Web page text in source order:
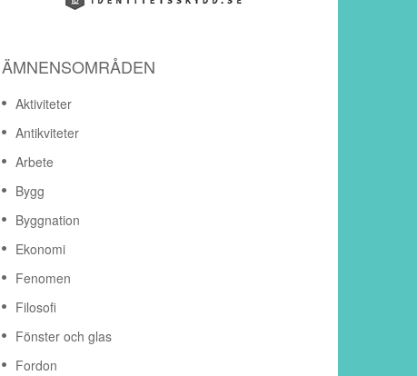
ÄMNENSOMRÅDEN
Aktiviteter
Antikviteter
Arbete
Bygg
Byggnation
Ekonomi
Fenomen
Filosofi
Fönster och glas
Fordon